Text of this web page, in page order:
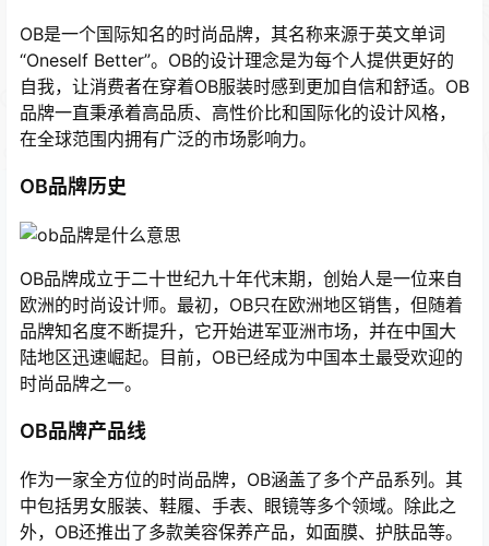
OB是一个国际知名的时尚品牌，其名称来源于英文单词
“Oneself Better”。OB的设计理念是为每个人提供更好的
自我，让消费者在穿着OB服装时感到更加自信和舒适。OB
品牌一直秉承着高品质、高性价比和国际化的设计风格，
在全球范围内拥有广泛的市场影响力。
OB品牌历史
OB品牌成立于二十世纪九十年代末期，创始人是一位来自
欧洲的时尚设计师。最初，OB只在欧洲地区销售，但随着
品牌知名度不断提升，它开始进军亚洲市场，并在中国大
陆地区迅速崛起。目前，OB已经成为中国本土最受欢迎的
时尚品牌之一。
OB品牌产品线
作为一家全方位的时尚品牌，OB涵盖了多个产品系列。其
中包括男女服装、鞋履、手表、眼镜等多个领域。除此之
外，OB还推出了多款美容保养产品，如面膜、护肤品等。